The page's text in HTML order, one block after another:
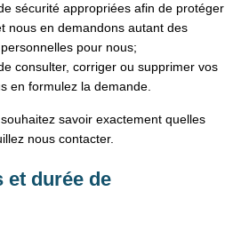
sécurité appropriées afin de protéger
nous en demandons autant des
pour nous;
consulter, corriger ou supprimer vos
en formulez la demande.
savoir exactement quelles
nous contacter.
et durée de